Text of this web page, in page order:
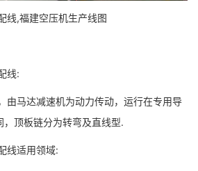
线,福建空压机生产线图
线:
由马达减速机为动力传动，运行在专用导
顶板链分为转弯及直线型.
线适用领域: